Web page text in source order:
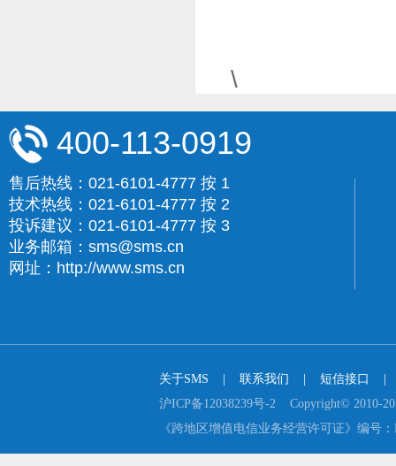
\
400-113-0919
售后热线：021-6101-4777 按 1
技术热线：021-6101-4777 按 2
投诉建议：021-6101-4777 按 3
业务邮箱：sms@sms.cn
网址：http://www.sms.cn
关于SMS 联系我们 短信接口
沪ICP备12038239号-2    Copyright© 2010-
《跨地区增值电信业务经营许可证》编号：